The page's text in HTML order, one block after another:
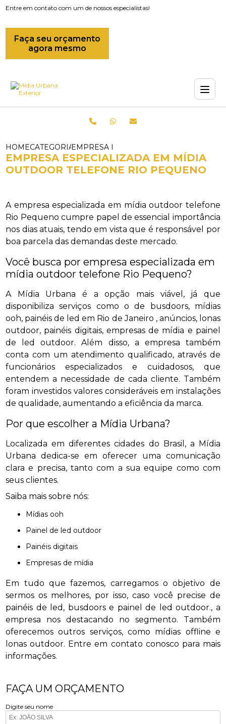
Entre em contato com um de nossos especialistas!
Faça seu orçamento
agora mesmo
HOMECATEGORIASEMPRESA DE MIDIAS
EMPRESA ESPECIALIZADA EM MÍDIA
OUTDOOR TELEFONE RIO PEQUENO
A empresa especializada em mídia outdoor telefone
Rio Pequeno cumpre papel de essencial importância
nos dias atuais, tendo em vista que é responsável por
boa parcela das demandas deste mercado.
Você busca por empresa especializada em
mídia outdoor telefone Rio Pequeno?
A Mídia Urbana é a opção mais viável, já que
disponibiliza serviços como o de busdoors, mídias
ooh, painéis de led em Rio de Janeiro , anúncios, lonas
outdoor, painéis digitais, empresas de mídia e painel
de led outdoor. Além disso, a empresa também
conta com um atendimento qualificado, através de
funcionários especializados e cuidadosos, que
entendem a necessidade de cada cliente. Também
foram investidos valores consideráveis em instalações
de qualidade, aumentando a eficiência da marca.
Por que escolher a Mídia Urbana?
Localizada em diferentes cidades do Brasil, a Mídia
Urbana dedica-se em oferecer uma comunicação
clara e precisa, tanto com a sua equipe como com
seus clientes.
Saiba mais sobre nós:
mídias ooh
painel de led outdoor
painéis digitais
empresas de mídia
Em tudo que fazemos, carregamos o objetivo de
sermos os melhores, por isso, caso você precise de
painéis de led, busdoors e painel de led outdoor., a
empresa nos destacando no segmento. Também
oferecemos outros serviços, como mídias offline e
lonas outdoor. Entre em contato conosco para mais
informações.
FAÇA UM ORÇAMENTO
Digite seu nome